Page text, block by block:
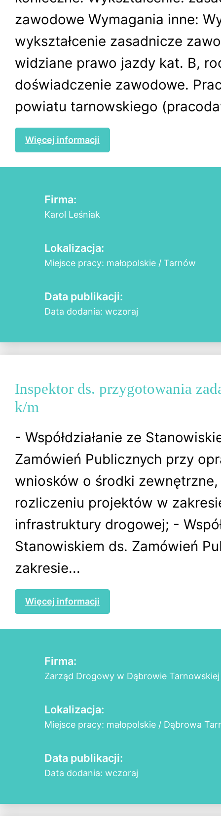
zawodowe Wymagania inne:
wykształcenie zasadnicze
widziane prawo jazdy kat. B,
doświadczenie zawodowe.
powiatu tarnowskiego
Więcej informacji
Firma:
Karol Leśniak
Lokalizacja:
Miejsce pracy: małopolskie / Tarnów
Data publikacji:
Data dodania: wczoraj
Inspektor ds. przygotowania
k/m
- Współdziałanie ze
Zamówień Publicznych przy
wniosków o środki
rozliczeniu projektów w
infrastruktury drogowej; -
Stanowiskiem ds. Zamówień
zakresie...
Więcej informacji
Firma:
Zarząd Drogowy w Dąbrowie Tarnowskiej
Lokalizacja:
Miejsce pracy: małopolskie / Dąbrowa
Data publikacji:
Data dodania: wczoraj